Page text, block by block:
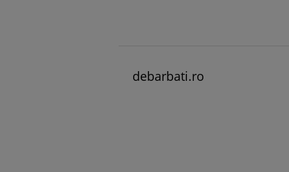
debarbati.ro